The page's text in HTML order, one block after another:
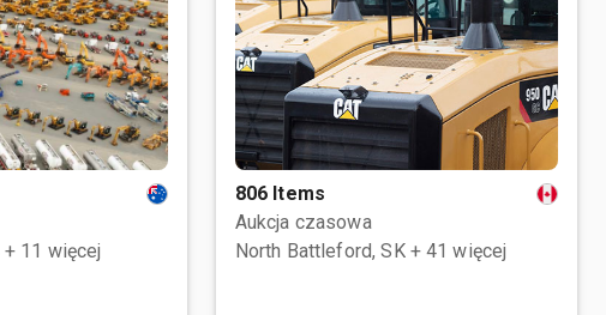
+ 11 więcej
806 Items
Aukcja czasowa
North Battleford, SK + 41 więcej